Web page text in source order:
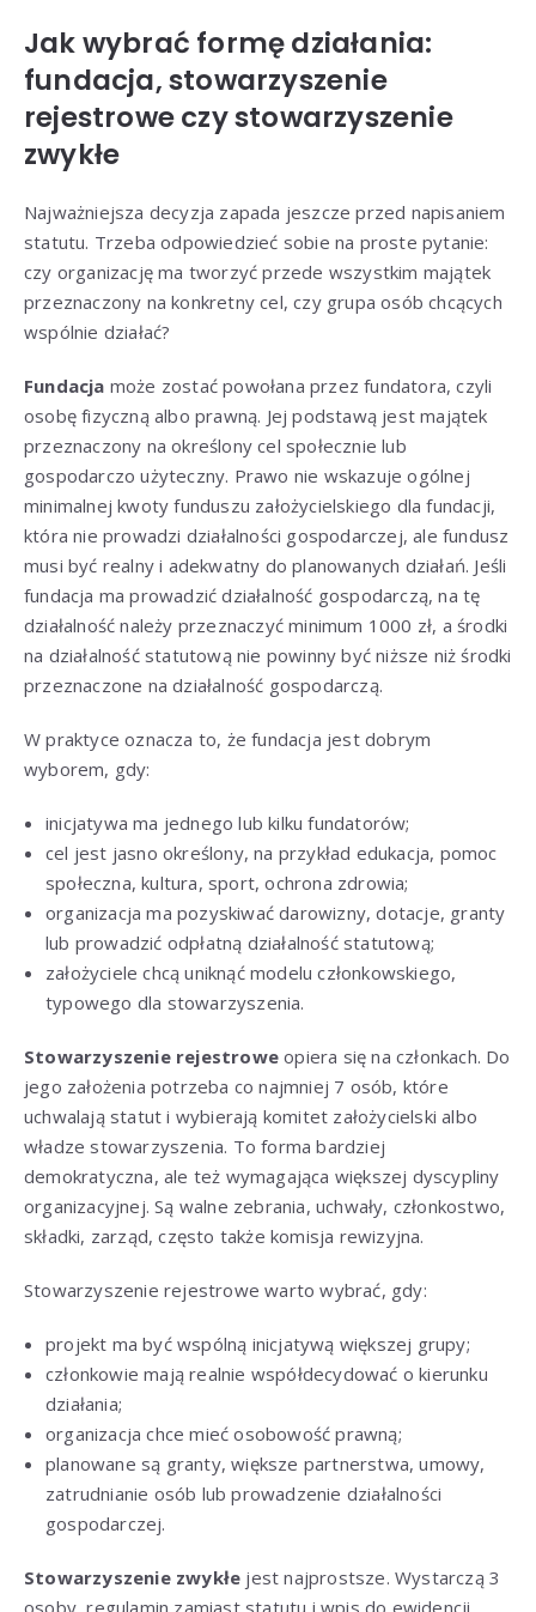
Jak wybrać formę działania:
fundacja, stowarzyszenie
rejestrowe czy stowarzyszenie
zwykłe
Najważniejsza decyzja zapada jeszcze przed napisaniem
statutu. Trzeba odpowiedzieć sobie na proste pytanie:
czy organizację ma tworzyć przede wszystkim majątek
przeznaczony na konkretny cel, czy grupa osób chcących
wspólnie działać?
Fundacja może zostać powołana przez fundatora, czyli
osobę fizyczną albo prawną. Jej podstawą jest majątek
przeznaczony na określony cel społecznie lub
gospodarczo użyteczny. Prawo nie wskazuje ogólnej
minimalnej kwoty funduszu założycielskiego dla fundacji,
która nie prowadzi działalności gospodarczej, ale fundusz
musi być realny i adekwatny do planowanych działań. Jeśli
fundacja ma prowadzić działalność gospodarczą, na tę
działalność należy przeznaczyć minimum 1000 zł, a środki
na działalność statutową nie powinny być niższe niż środki
przeznaczone na działalność gospodarczą.
W praktyce oznacza to, że fundacja jest dobrym
wyborem, gdy:
inicjatywa ma jednego lub kilku fundatorów;
cel jest jasno określony, na przykład edukacja, pomoc
społeczna, kultura, sport, ochrona zdrowia;
organizacja ma pozyskiwać darowizny, dotacje, granty
lub prowadzić odpłatną działalność statutową;
założyciele chcą uniknąć modelu członkowskiego,
typowego dla stowarzyszenia.
Stowarzyszenie rejestrowe opiera się na członkach. Do
jego założenia potrzeba co najmniej 7 osób, które
uchwalają statut i wybierają komitet założycielski albo
władze stowarzyszenia. To forma bardziej
demokratyczna, ale też wymagająca większej dyscypliny
organizacyjnej. Są walne zebrania, uchwały, członkostwo,
składki, zarząd, często także komisja rewizyjna.
Stowarzyszenie rejestrowe warto wybrać, gdy:
projekt ma być wspólną inicjatywą większej grupy;
członkowie mają realnie współdecydować o kierunku
działania;
organizacja chce mieć osobowość prawną;
planowane są granty, większe partnerstwa, umowy,
zatrudnianie osób lub prowadzenie działalności
gospodarczej.
Stowarzyszenie zwykłe jest najprostsze. Wystarczą 3
osoby, regulamin zamiast statutu i wpis do ewidencji